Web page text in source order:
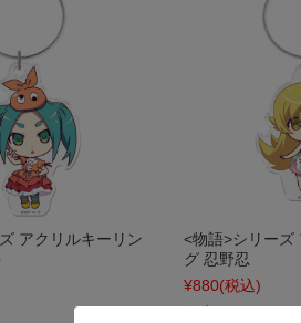
アクリルキーリン
<物語>シリーズ
グ 忍野忍
¥880(税込)